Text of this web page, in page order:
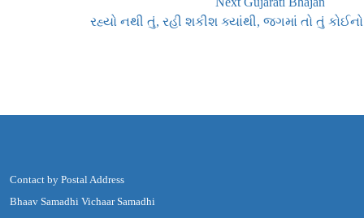
રહ્યો નથી તું, રહી શકીશ ક્યાંથી, જગમાં તો તું કોઈનો
Contact by Postal Address
Bhaav Samadhi Vichaar Samadhi